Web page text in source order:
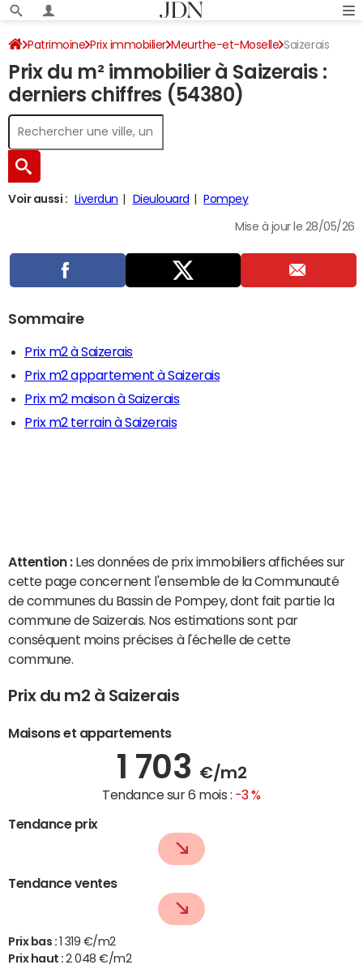
Patrimoine Prix immobilier Meurthe-et-Moselle Saizerais
Prix du m² immobilier à Saizerais :
derniers chiffres (54380)
Voir aussi : Liverdun Dieulouard Pompey
Mise à jour le 28/05/26
Sommaire
Prix m2 à Saizerais
Prix m2 appartement à Saizerais
Prix m2 maison à Saizerais
Prix m2 terrain à Saizerais
Attention : Les données de prix immobiliers affichées sur
cette page concernent l'ensemble de la Communauté
de communes du Bassin de Pompey, dont fait partie la
commune de Saizerais. Nos estimations sont par
conséquent moins précises à l'échelle de cette
commune.
Prix du m2 à Saizerais
Maisons et appartements
1 703 €/m2
Tendance sur 6 mois : -3 %
Tendance prix
Tendance ventes
Prix bas :
1 319 €/m2
Prix haut :2 048 €/m2